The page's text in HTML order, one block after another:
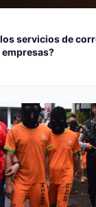
servicios de